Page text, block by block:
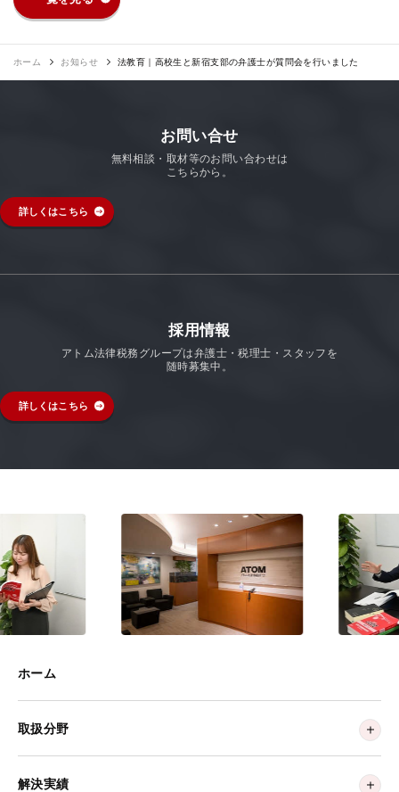
ホーム お知らせ 法教育｜高校生と新宿支部の弁護士が質問会を行いました
お問い合せ
無料相談・取材等のお問い合わせは
こちらから。
詳しくはこちら
採用情報
アトム法律税務グループは弁護士・税理士・スタッフを
随時募集中。
詳しくはこちら
ホーム
取扱分野
解決実績